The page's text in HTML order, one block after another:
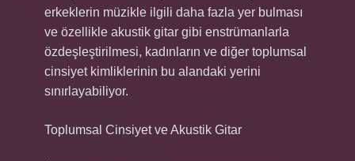
erkeklerin müzikle ilgili daha fazla yer bulması
ve özellikle akustik gitar gibi enstrümanlarla
özdeşleştirilmesi, kadınların ve diğer toplumsal
cinsiyet kimliklerinin bu alandaki yerini
sınırlayabiliyor.
Toplumsal Cinsiyet ve Akustik Gitar